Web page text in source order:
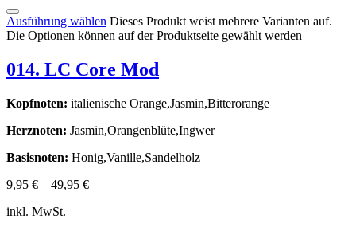
Ausführung wählen Dieses Produkt weist mehrere Varianten auf.
Die Optionen können auf der Produktseite gewählt werden
014. LC Core Mod
Kopfnoten: italienische Orange,Jasmin,Bitterorange
Herznoten: Jasmin,Orangenblüte,Ingwer
Basisnoten: Honig,Vanille,Sandelholz
9,95 € – 49,95 €
inkl. MwSt.